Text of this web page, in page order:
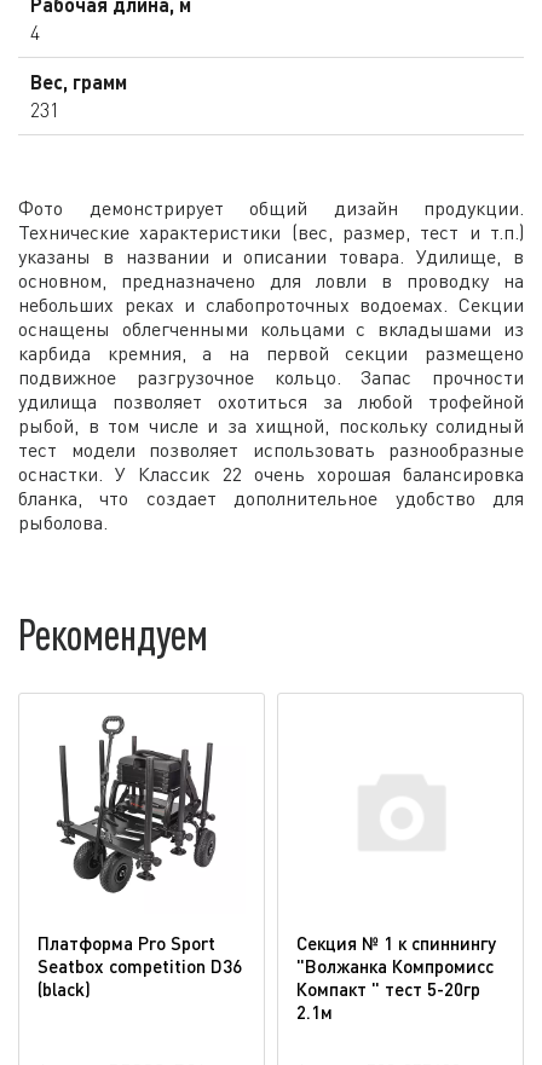
4
Вес, грамм
231
Фото демонстрирует общий дизайн продукции.
Технические характеристики (вес, размер, тест и т.п.)
указаны в названии и описании товара. Удилище, в
основном, предназначено для ловли в проводку на
небольших реках и слабопроточных водоемах. Секции
оснащены облегченными кольцами с вкладышами из
карбида кремния, а на первой секции размещено
подвижное разгрузочное кольцо. Запас прочности
удилища позволяет охотиться за любой трофейной
рыбой, в том числе и за хищной, поскольку солидный
тест модели позволяет использовать разнообразные
оснастки. У Классик 22 очень хорошая балансировка
бланка, что создает дополнительное удобство для
рыболова.
Рекомендуем
Платформа Pro Sport
Seatbox competition D36
(blaсk)
Секция № 1 к спиннингу
"Волжанка Компромисс
Компакт " тест 5-20гр
2.1м